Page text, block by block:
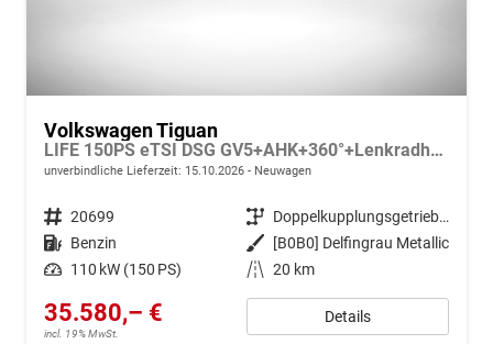
Volkswagen Tiguan
LIFE 150PS eTSI DSG GV5+AHK+360°+Lenkradheiz+IQ.Drive+ACC+App+eHeck+LED
unverbindliche Lieferzeit: 15.10.2026 Neuwagen
Fahrzeugnr. 20699 Getriebe
Doppelkupplungsgetriebe (DSG)
Kraftstoff Benzin Außenfarbe
[B0B0] Delfingrau Metallic
Leistung 110 kW (150 PS) Kilometerstand 20 km
35.580,– €
incl. 19% MwSt.
Details